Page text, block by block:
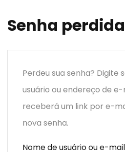
Senha perdida
Perdeu sua senha? Digite
usuário ou endereço de e-
receberá um link por e-
nova senha.
Nome de usuário ou e-mail